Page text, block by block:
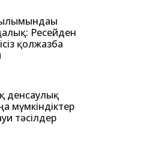
Ресейден
қолжазба
денсаулық
мүмкіндіктер
тәсілдер